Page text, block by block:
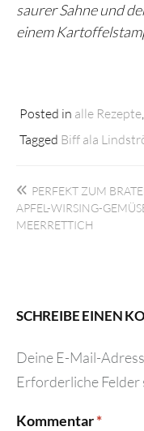
saurer Sahne und
einem
Posted in alle Rezepte
Tagged Biff ala
Beitragsnavigation
PERFEKT ZUM
APFEL-WIRSING-
MEERRETTICH
SCHREIBE EINEN
Deine E-Mail-
Erforderliche Felder
Kommentar*